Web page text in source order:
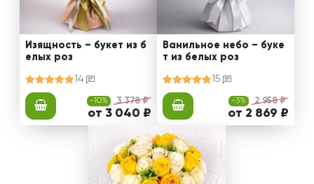
Изящность – букет из б
елых роз
14
-10% 3 378 ₽
от 3 040 ₽
Ванильное небо – буке
т из белых роз
15
-3% 2 958 ₽
от 2 869 ₽